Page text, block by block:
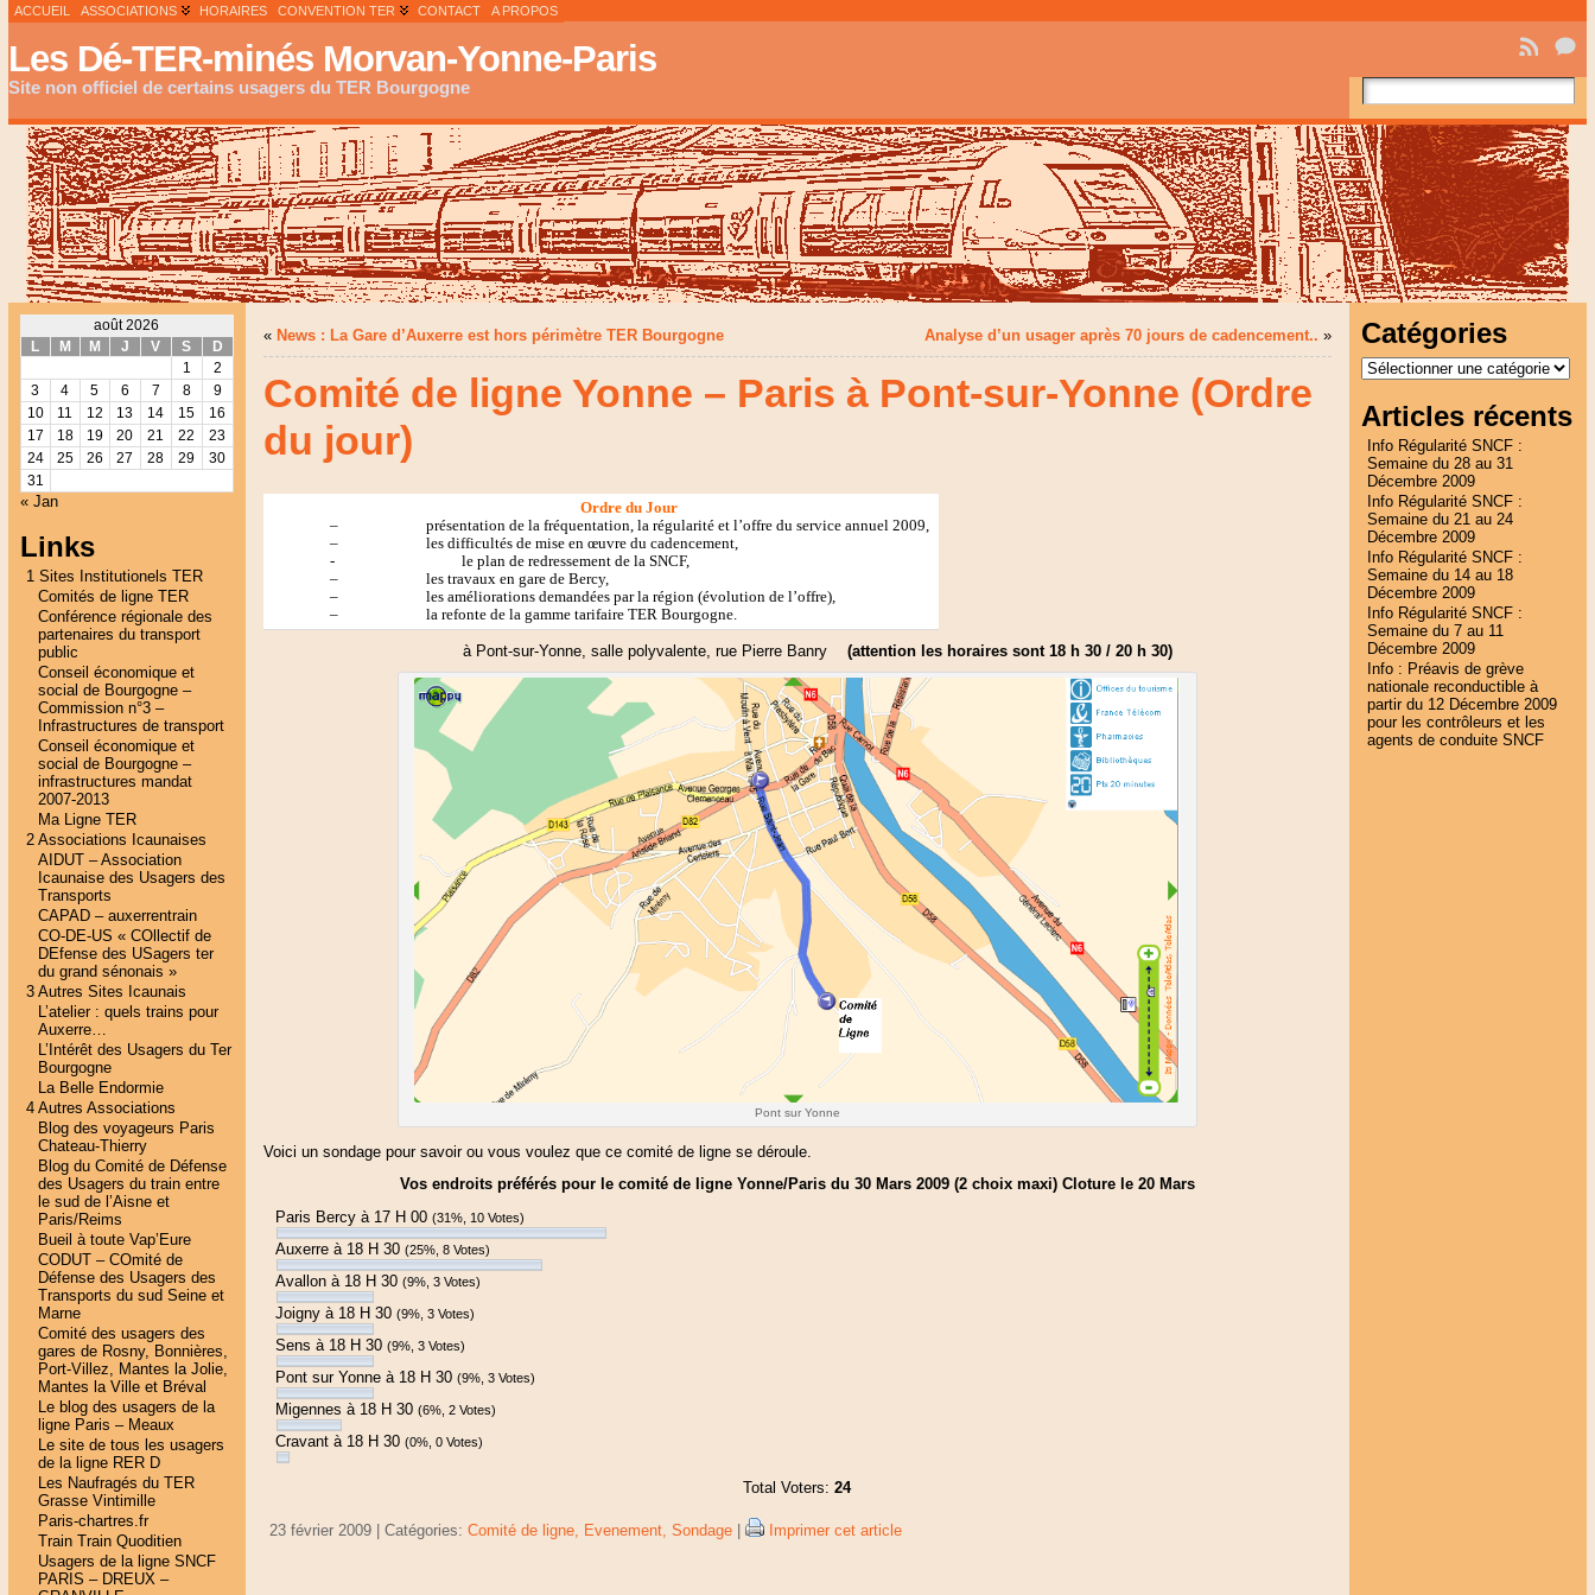
ACCUEIL ASSOCIATIONS HORAIRES CONVENTION TER CONTACT A PROPOS
Les Dé-TER-minés Morvan-Yonne-Paris
Site non officiel de certains usagers du TER Bourgogne
août 2026
L
M M J V S
D
1
2
3
4 5 6 7 8
9
10
11 12 13 14 15
16
17
18 19 20 21 22
23
24
25 26 27 28 29
30
31
« Jan
Links
1 Sites Institutionels TER
Comités de ligne TER
Conférence régionale des
partenaires du transport
public
Conseil économique et
social de Bourgogne –
Commission n°3 –
Infrastructures de transport
Conseil économique et
social de Bourgogne –
infrastructures mandat
2007-2013
Ma Ligne TER
2 Associations Icaunaises
AIDUT – Association
Icaunaise des Usagers des
Transports
CAPAD – auxerrentrain
CO-DE-US « COllectif de
DEfense des USagers ter
du grand sénonais »
3 Autres Sites Icaunais
L’atelier : quels trains pour
Auxerre…
L’Intérêt des Usagers du Ter
Bourgogne
La Belle Endormie
4 Autres Associations
Blog des voyageurs Paris
Chateau-Thierry
Blog du Comité de Défense
des Usagers du train entre
le sud de l’Aisne et
Paris/Reims
Bueil à toute Vap’Eure
CODUT – COmité de
Défense des Usagers des
Transports du sud Seine et
Marne
Comité des usagers des
gares de Rosny, Bonnières,
Port-Villez, Mantes la Jolie,
Mantes la Ville et Bréval
Le blog des usagers de la
ligne Paris – Meaux
Le site de tous les usagers
de la ligne RER D
Les Naufragés du TER
Grasse Vintimille
Paris-chartres.fr
Train Train Quoditien
Usagers de la ligne SNCF
PARIS – DREUX –
« News : La Gare d’Auxerre est hors périmètre TER Bourgogne Analyse d’un usager après 70 jours de cadencement.. »
Comité de ligne Yonne – Paris à Pont-sur-Yonne (Ordre
du jour)
Ordre du Jour
–
présentation de la fréquentation, la régularité et l’offre du service annuel 2009,
–
les difficultés de mise en œuvre du cadencement,
- le plan de redressement de la SNCF,
–
les travaux en gare de Bercy,
–
les améliorations demandées par la région (évolution de l’offre),
–
la refonte de la gamme tarifaire TER Bourgogne.
à Pont-sur-Yonne, salle polyvalente, rue Pierre Banry(attention les horaires sont 18 h 30 / 20 h 30)
Pont sur Yonne
Voici un sondage pour savoir ou vous voulez que ce comité de ligne se déroule.
Vos endroits préférés pour le comité de ligne Yonne/Paris du 30 Mars 2009 (2 choix maxi) Cloture le 20 Mars
Paris Bercy à 17 H 00 (31%, 10 Votes)
Auxerre à 18 H 30 (25%, 8 Votes)
Avallon à 18 H 30 (9%, 3 Votes)
Joigny à 18 H 30 (9%, 3 Votes)
Sens à 18 H 30 (9%, 3 Votes)
Pont sur Yonne à 18 H 30 (9%, 3 Votes)
Migennes à 18 H 30 (6%, 2 Votes)
Cravant à 18 H 30 (0%, 0 Votes)
Total Voters:24
23 février 2009 | Catégories: Comité de ligne, Evenement, Sondage| Imprimer cet article
Catégories
Catégories
Articles récents
Info Régularité SNCF :
Semaine du 28 au 31
Décembre 2009
Info Régularité SNCF :
Semaine du 21 au 24
Décembre 2009
Info Régularité SNCF :
Semaine du 14 au 18
Décembre 2009
Info Régularité SNCF :
Semaine du 7 au 11
Décembre 2009
Info : Préavis de grève
nationale reconductible à
partir du 12 Décembre 2009
pour les contrôleurs et les
agents de conduite SNCF